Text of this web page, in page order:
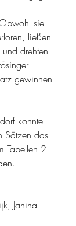
sie
ließen
drehten
gewinnen
konnte
Sätzen das
Tabellen 2.
Janina